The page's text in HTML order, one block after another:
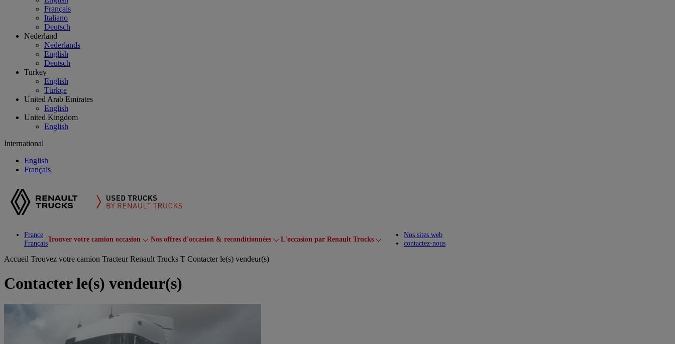
Français
Italiano
Deutsch
Nederland
Nederlands
English
Deutsch
Turkey
English
Türkçe
United Arab Emirates
English
United Kingdom
English
International
English
Français
France
Français
Trouver votre camion occasion Toggle submenu
Nos offres d'occasion & reconditionnées Toggle submenu
L'occasion par Renault Trucks Toggle submenu
Nos sites web
contactez-nous
Accueil Trouvez votre camion TracteurRenault Trucks T Contacter le(s) vendeur(s)
Contacter le(s) vendeur(s)